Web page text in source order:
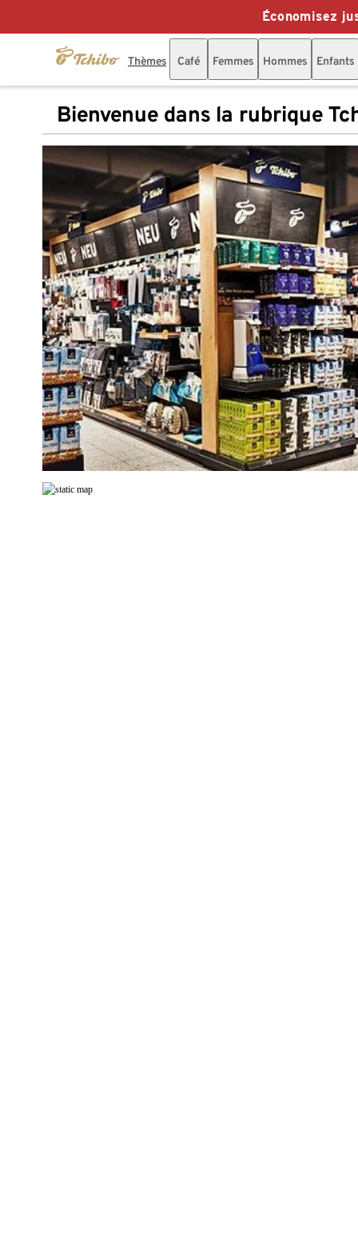
Économisez
Thèmes Café Femmes Hommes Enfants
Bienvenue dans la rubrique